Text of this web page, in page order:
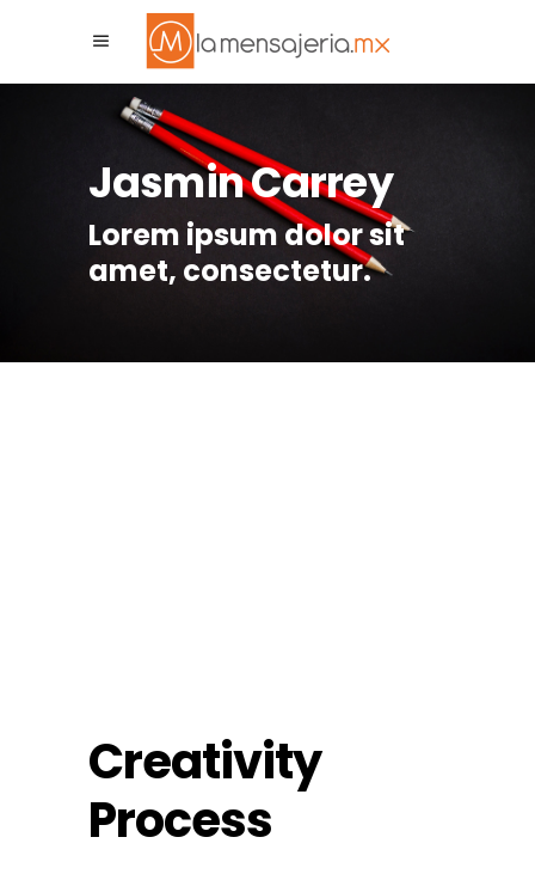
Jasmin Carrey
Lorem ipsum dolor sit
amet, consectetur.
Creativity
Process
La Mensajeria MX
Asistente Virtual